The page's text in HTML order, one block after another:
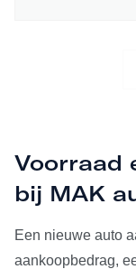
Voorraad
bij MAK
Een nieuwe auto
aankoopbedrag,